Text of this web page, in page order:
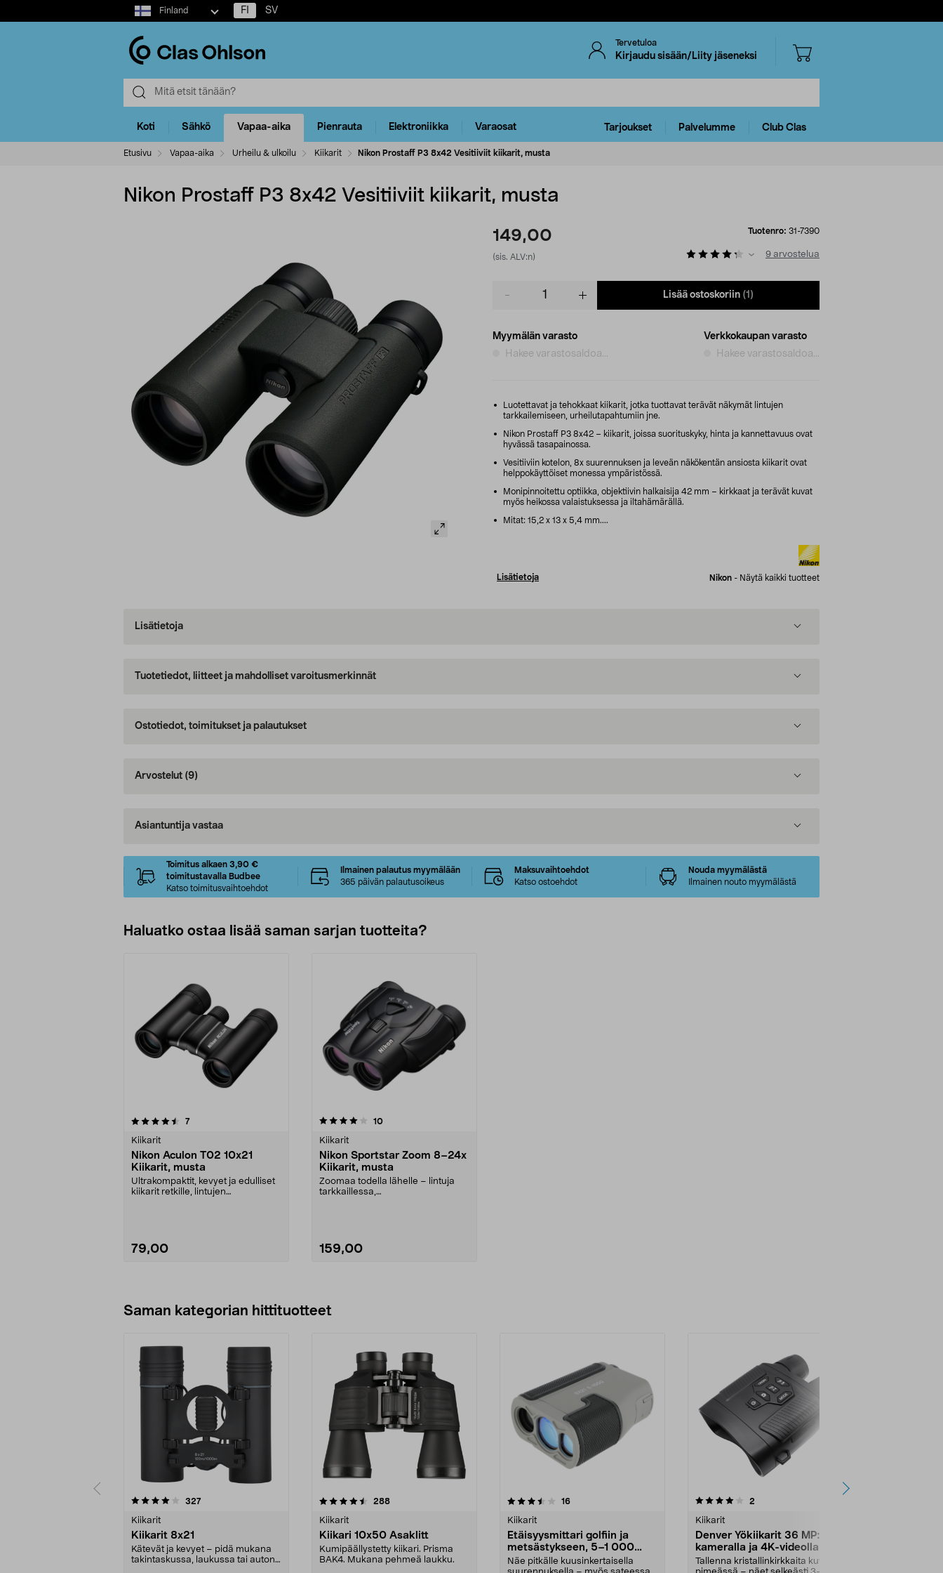
Select
market
Finland FI SV
Tervetuloa
Kirjaudu sisään/Liity jäseneksi
Koti Sähkö Vapaa-aika Pienrauta Elektroniikka Varaosat Tarjoukset Palvelumme Club Clas
Etusivu Vapaa-aika Urheilu & ulkoilu Kiikarit Nikon Prostaff P3 8x42 Vesitiiviit kiikarit, musta
Nikon Prostaff P3 8x42 Vesitiiviit kiikarit, musta
149,00
(sis. ALV:n)
Tuotenro: 31-7390
9 arvostelua
Lisää ostoskoriin (1)
Myymälän varasto
Hakee varastosaldoa...
Verkkokaupan varasto
Hakee varastosaldoa...
Luotettavat ja tehokkaat kiikarit, jotka tuottavat terävät näkymät lintujen
tarkkailemiseen, urheilutapahtumiin jne.
Nikon Prostaff P3 8x42 – kiikarit, joissa suorituskyky, hinta ja kannettavuus ovat
hyvässä tasapainossa.
Vesitiiviin kotelon, 8x suurennuksen ja leveän näkökentän ansiosta kiikarit ovat
helppokäyttöiset monessa ympäristössä.
Monipinnoitettu optiikka, objektiivin halkaisija 42 mm – kirkkaat ja terävät kuvat
myös heikossa valaistuksessa ja iltahämärällä.
Mitat: 15,2 x 13 x 5,4 mm....
Lisätietoja Nikon - Näytä kaikki tuotteet
Lisätietoja
Tuotetiedot, liitteet ja mahdolliset varoitusmerkinnät
Ostotiedot, toimitukset ja palautukset
Arvostelut (9)
Asiantuntija vastaa
Toimitus alkaen 3,90 €
toimitustavalla Budbee
Katso toimitusvaihtoehdot
Ilmainen palautus myymälään
365 päivän palautusoikeus
Maksuvaihtoehdot
Katso ostoehdot
Nouda myymälästä
Ilmainen nouto myymälästä
Haluatko ostaa lisää saman sarjan tuotteita?
7arvostelut
Kiikarit
Nikon Aculon T02 10x21
Kiikarit, musta
Ultrakompaktit, kevyet ja edulliset
kiikarit retkille, lintujen
79,00
4.0viidestä
10arvostelut
Kiikarit
Nikon Sportstar Zoom 8–24x
Kiikarit, musta
Zoomaa todella lähelle – lintuja
tarkkaillessa,
159,00
Saman kategorian hittituotteet
327arvostelut
Kiikarit
Kiikarit 8x21
Kätevät ja kevyet – pidä mukana
takintaskussa, laukussa tai auton
4.5 viidestä
288arvostelut
Kiikarit
Kiikari 10x50 Asaklitt
Kumipäällystetty kiikari. Prisma
BAK4. Mukana pehmeä laukku.
3.5 viidestä
16arvostelut
Kiikarit
Etäisyysmittari golfiin ja
metsästykseen, 5–1 000
metriä
Näe pitkälle kuusinkertaisella
4.0 viidestä
2
Kiikarit
Denver Yökiikarit 36 MP:n
kameralla ja 4K-videolla
Tallenna kristallinkirkkaita kuvia
4.0 viidestä